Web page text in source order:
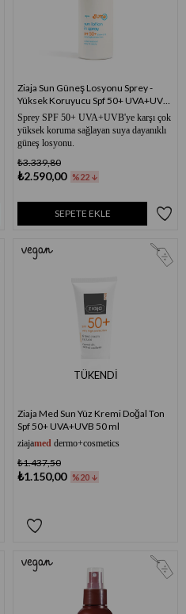
Ziaja Sun Güneş Losyonu Sprey -
Yüksek Koruyucu Spf 50+ UVA+UVB
170 ml
Sprey SPF 50+ UVA+UVB'ye karşı çok
yüksek koruma sağlayan suya dayanıklı
güneş losyonu.
₺2.590,00
₺3.339,80
%22
SEPETE EKLE
TÜKENDI
Ziaja Med Sun Yüz Kremi Doğal Ton
Spf 50+ UVA+UVB 50 ml
ziajamed dermo+cosmetics
₺1.150,00
₺1.437,50
%20